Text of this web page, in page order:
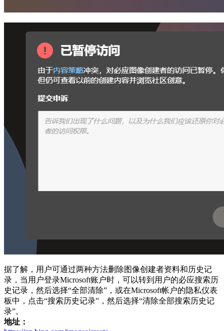
据了解，用户可通过两种方法删除图像创建者资料和历史记
录，当用户登录Microsoft账户时，可以转到用户的必应搜索历
史记录，然后选择“全部清除”，或在Microsoft帐户的隐私仪表
板中，点击“搜索历史记录”，然后选择“清除全部搜索历史记
录”。
地址：